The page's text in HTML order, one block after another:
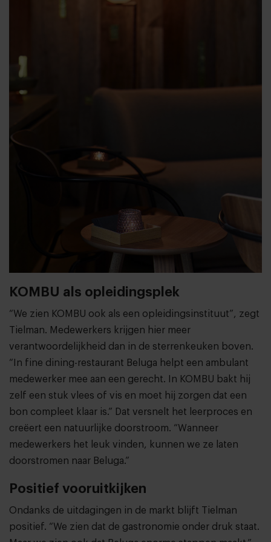
KOMBU als opleidingsplek
“We zien KOMBU ook als een opleidingsinstituut”, zegt
Tielman. Medewerkers krijgen hier meer
verantwoordelijkheid dan in de sterrenkeuken boven.
“In fine dining-restaurant Beluga helpt een ambulant
medewerker mee aan een gerecht. In KOMBU bakt hij
zelf een stuk vlees of vis en moet hij zorgen dat een
bon compleet klaar is.” Dat versnelt het leerproces en
creëert een natuurlijke doorstroom. “Wanneer
medewerkers het leuk vinden, kunnen we ze laten
doorstromen naar Beluga.”
Positief vooruitkijken
Ondanks de uitdagingen in de markt blijft Tielman
positief. “We zien dat de gastronomie onder druk staat.